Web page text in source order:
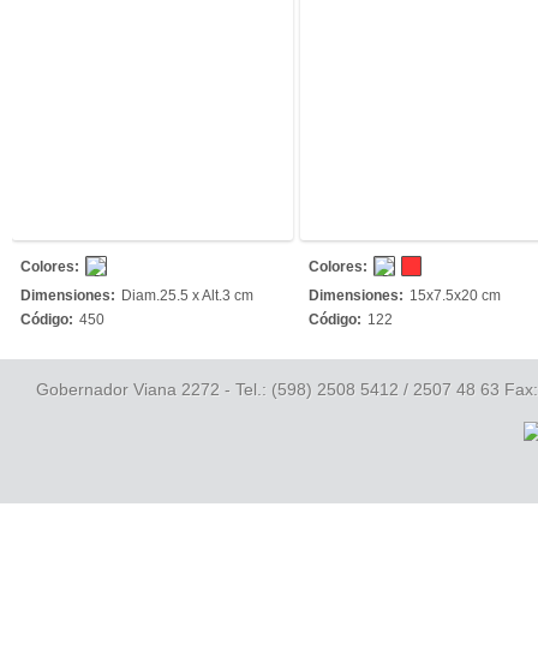
Colores:
Dimensiones: Diam.25.5 x Alt.3 cm
Código: 450
Colores:
Dimensiones: 15x7.5x20 cm
Código: 122
Gobernador Viana 2272 - Tel.: (598) 2508 5412 / 2507 48 63